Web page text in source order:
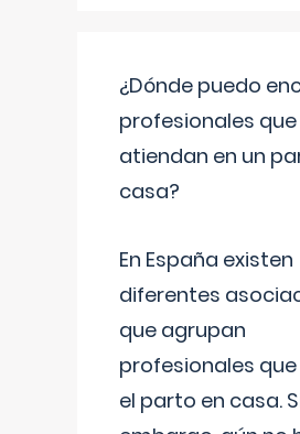
¿Dónde puedo
profesionales
atiendan en un
casa?
En España existen
diferentes
que agrupan
profesionales
el parto en casa.